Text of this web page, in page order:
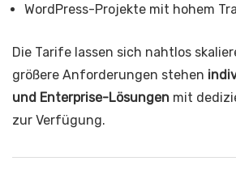
WordPress-Projekte mit hohem
Die Tarife lassen sich nahtlos
größere Anforderungen stehen
und Enterprise-Lösungen mit
zur Verfügung.